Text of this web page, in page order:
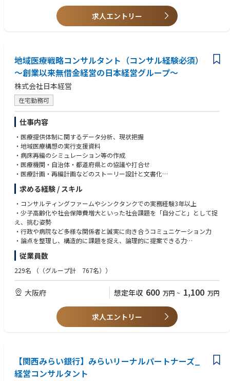
・医療計画・再編計画などのストーリー設計と文書化
・住民説明や議会説明に向けた検討資料の作成支援
・社内外の専門家との連携・チームマネジメント（経験に応じて）
・行政文書（説明資料・答弁書・公表資料等）の作成経験がある方
・医療経営士の資格取得
求人エントリー
地域医療戦略コンサルタント（コンサル経験必須）
～創業以来無借金経営の日本経営グループ～
株式会社日本経営
在宅勤務可
仕事内容
・医療提供体制に関するデータ分析、現状把握
・地域医療構想の実行支援資料
・病床再編のシミュレーション等の作成
・医療機関・自治体・都道府県との協議や打合せ
・医療計画・再編計画などのストーリー設計と文書化
・住民説明や議会説明に向けた検討資料の作成支援
・社内外の専門家との連携
・チームマネジメント（経験に応じて） など
求める経験 / スキル
・コンサルティングファームやシンクタンクでの実務経験3年以上
・少子高齢化や社会保障費増大といった社会課題を「自分ごと」として捉
え、挑む姿勢
・行政や病院など多様な関係者と誠実に向き合うコミュニケーション力
・論点を整理し、構造的に課題を捉え、論理的に提案できる力
・状況に応じて柔軟に動きながらも、粘り強くやり切る実行力
・Excel・PowerPointを用いた分析
・資料作成の実務スキル
す。
従業員数
229名 （（グループ計 767名））
大阪府 想定年収 600 万円 ~ 1,100 万円
求人エントリー
【関西みらい銀行】みらいリーナルパートナーズ_
経営コンサルタント